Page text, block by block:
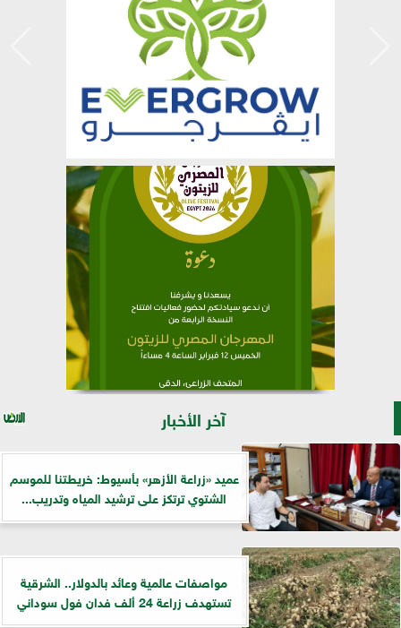
آخر الأخبار
عميد «زراعة الأزهر» بأسيوط: خريطتنا للموسم
الشتوي ترتكز على ترشيد المياه وتدريب...
مواصفات عالمية وعائد بالدولار.. الشرقية
تستهدف زراعة 24 ألف فدان فول سوداني